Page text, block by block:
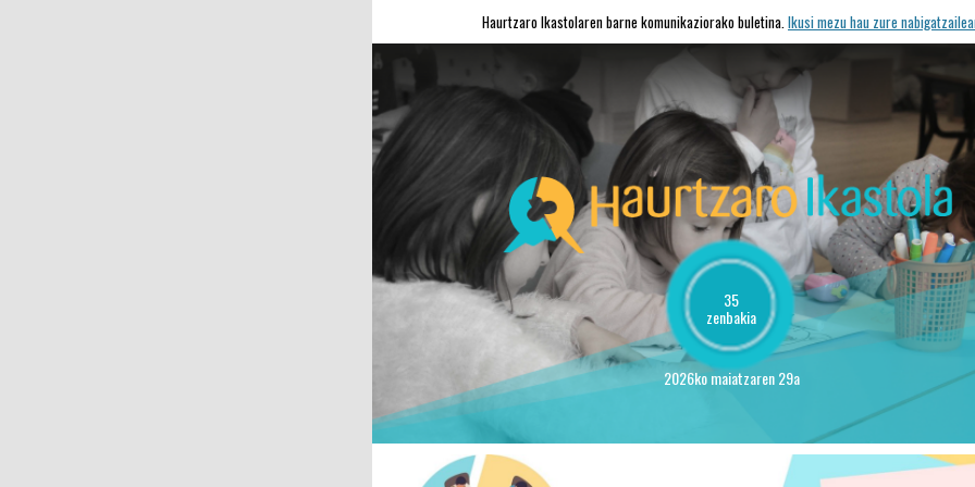
Haurtzaro Ikastolaren barne komunikaziorako buletina.Ikusi mezu hau zure
35
zenbakia
2026ko maiatzaren 29a